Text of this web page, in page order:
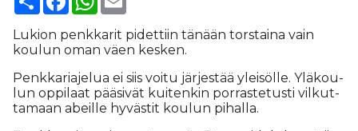
Luki­on penk­ka­rit pi­dettiin tä­nään tors­tai­na vain
kou­lun oman väen kes­ken.
Penk­ka­ri­a­je­lua ei siis voi­tu jär­jes­tää ylei­söl­le. Ylä­kou­
lun op­pi­laat pää­si­vät kui­ten­kin por­ras­te­tus­ti vil­kut­
ta­maan abeil­le hy­väs­tit kou­lun pi­hal­la.